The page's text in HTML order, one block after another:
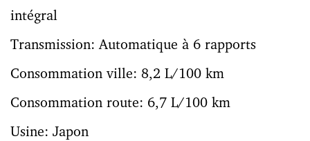
intégral
Transmission: Automatique à 6 rapports
Consommation ville: 8,2 L/100 km
Consommation route: 6,7 L/100 km
Usine: Japon